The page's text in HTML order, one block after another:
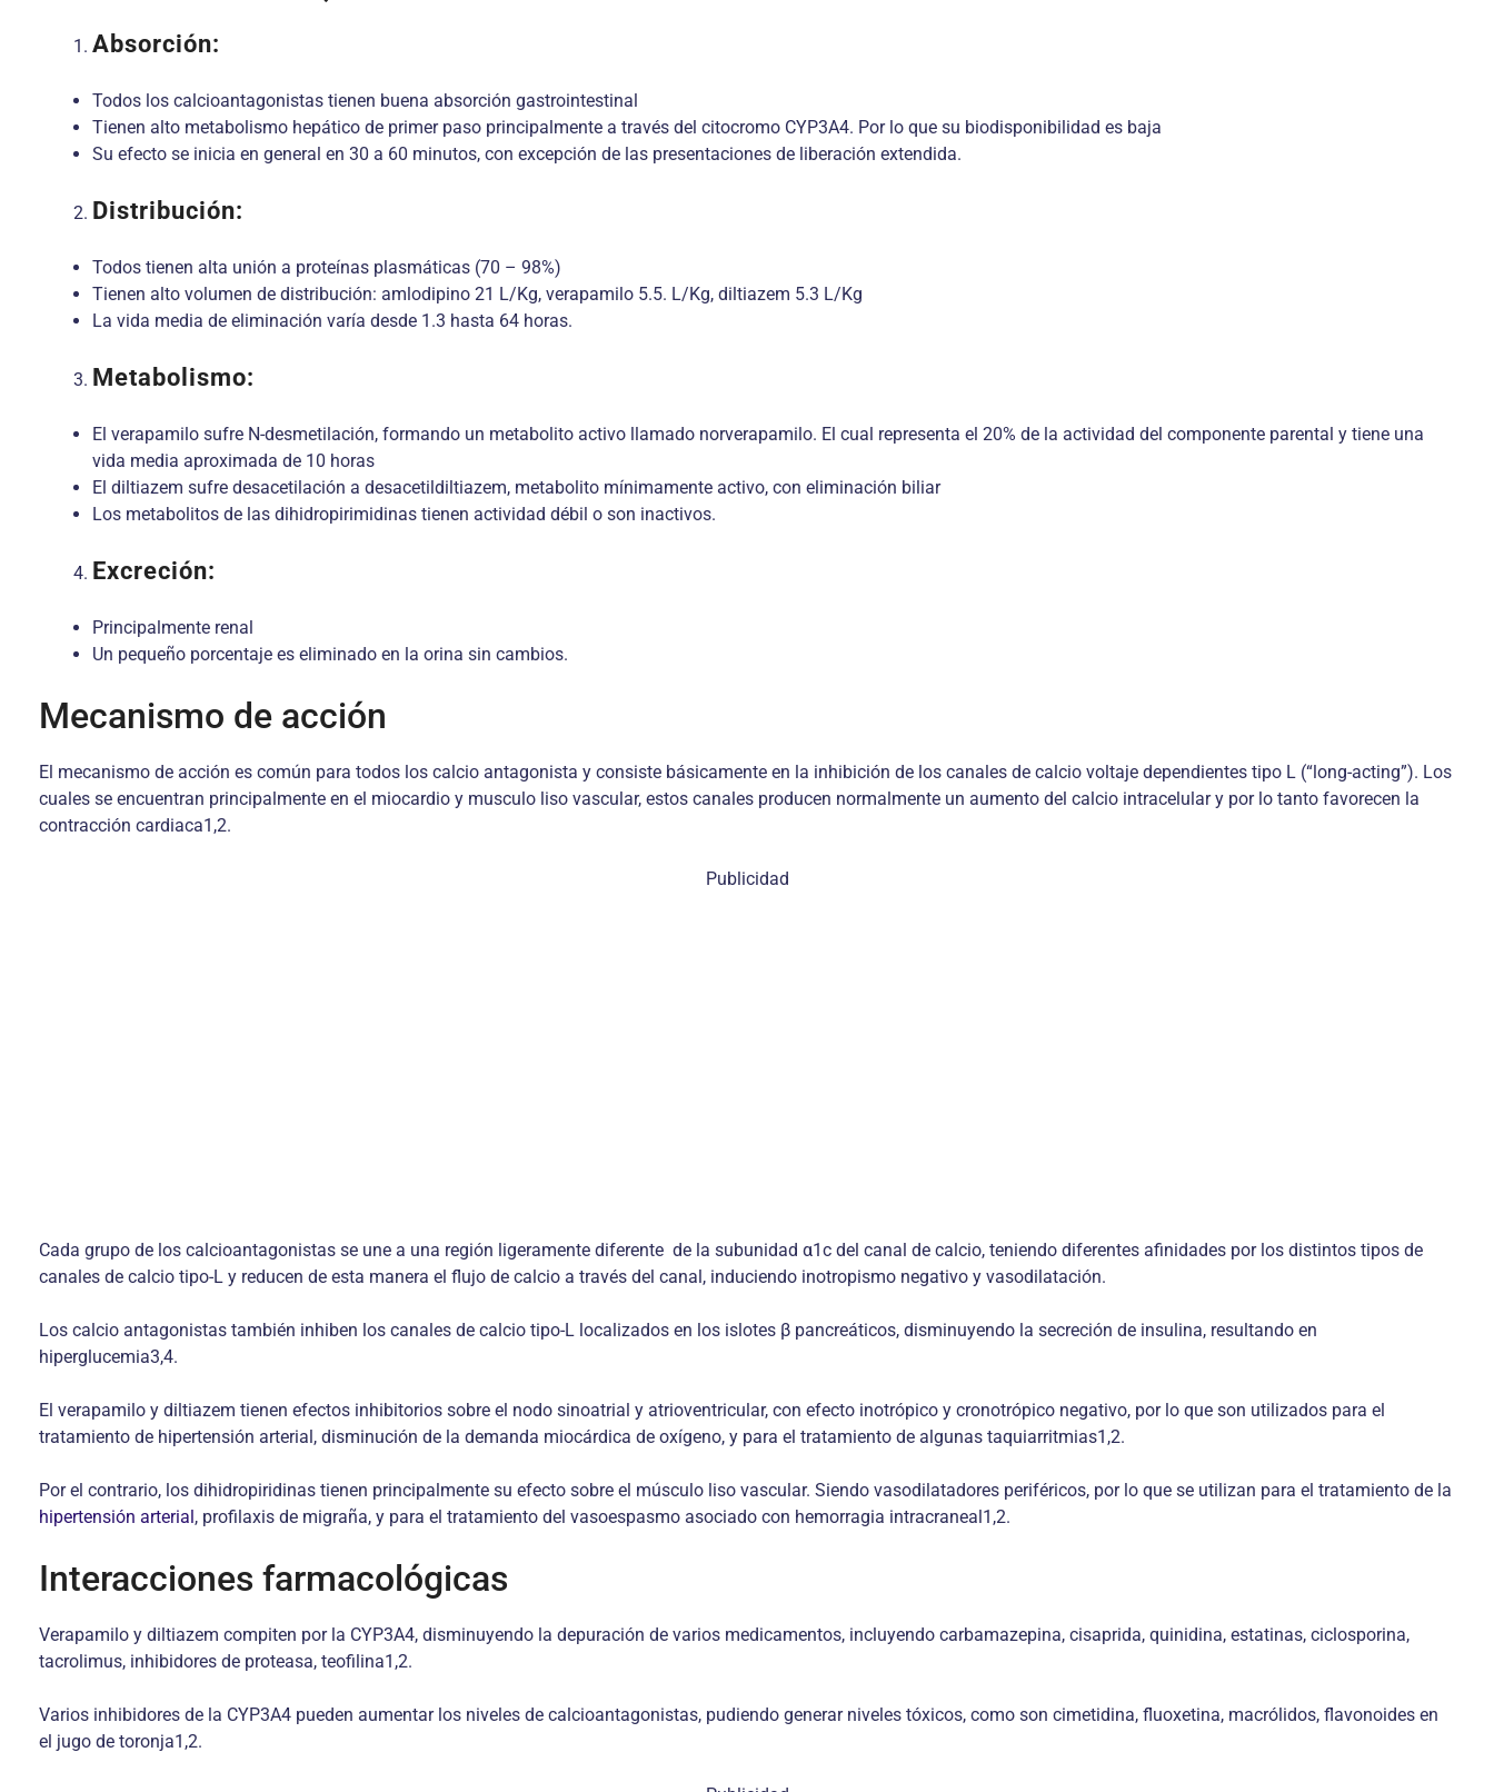
Absorción:
Todos los calcioantagonistas tienen buena absorción gastrointestinal
Tienen alto metabolismo hepático de primer paso principalmente a través del citocromo CYP3A4. Por lo que su biodisponibilidad es baja
Su efecto se inicia en general en 30 a 60 minutos, con excepción de las presentaciones de liberación extendida.
Distribución:
Todos tienen alta unión a proteínas plasmáticas (70 – 98%)
Tienen alto volumen de distribución: amlodipino 21 L/Kg, verapamilo 5.5. L/Kg, diltiazem 5.3 L/Kg
La vida media de eliminación varía desde 1.3 hasta 64 horas.
Metabolismo:
El verapamilo sufre N-desmetilación, formando un metabolito activo llamado norverapamilo. El cual representa el 20% de la actividad del componente parental y tiene una
vida media aproximada de 10 horas
El diltiazem sufre desacetilación a desacetildiltiazem, metabolito mínimamente activo, con eliminación biliar
Los metabolitos de las dihidropirimidinas tienen actividad débil o son inactivos.
Excreción:
Principalmente renal
Un pequeño porcentaje es eliminado en la orina sin cambios.
Mecanismo de acción
El mecanismo de acción es común para todos los calcio antagonista y consiste básicamente en la inhibición de los canales de calcio voltaje dependientes tipo L (“long-acting”). Los
cuales se encuentran principalmente en el miocardio y musculo liso vascular, estos canales producen normalmente un aumento del calcio intracelular y por lo tanto favorecen la
contracción cardiaca1,2.
Publicidad
Cada grupo de los calcioantagonistas se une a una región ligeramente diferente de la subunidad α1c del canal de calcio, teniendo diferentes afinidades por los distintos tipos de
canales de calcio tipo-L y reducen de esta manera el flujo de calcio a través del canal, induciendo inotropismo negativo y vasodilatación.
Los calcio antagonistas también inhiben los canales de calcio tipo-L localizados en los islotes β pancreáticos, disminuyendo la secreción de insulina, resultando en
hiperglucemia3,4.
El verapamilo y diltiazem tienen efectos inhibitorios sobre el nodo sinoatrial y atrioventricular, con efecto inotrópico y cronotrópico negativo, por lo que son utilizados para el
tratamiento de hipertensión arterial, disminución de la demanda miocárdica de oxígeno, y para el tratamiento de algunas taquiarritmias1,2.
Por el contrario, los dihidropiridinas tienen principalmente su efecto sobre el músculo liso vascular. Siendo vasodilatadores periféricos, por lo que se utilizan para el tratamiento de la
hipertensión arterial, profilaxis de migraña, y para el tratamiento del vasoespasmo asociado con hemorragia intracraneal1,2.
Interacciones farmacológicas
Verapamilo y diltiazem compiten por la CYP3A4, disminuyendo la depuración de varios medicamentos, incluyendo carbamazepina, cisaprida, quinidina, estatinas, ciclosporina,
tacrolimus, inhibidores de proteasa, teofilina1,2.
Varios inhibidores de la CYP3A4 pueden aumentar los niveles de calcioantagonistas, pudiendo generar niveles tóxicos, como son cimetidina, fluoxetina, macrólidos, flavonoides en
el jugo de toronja1,2.